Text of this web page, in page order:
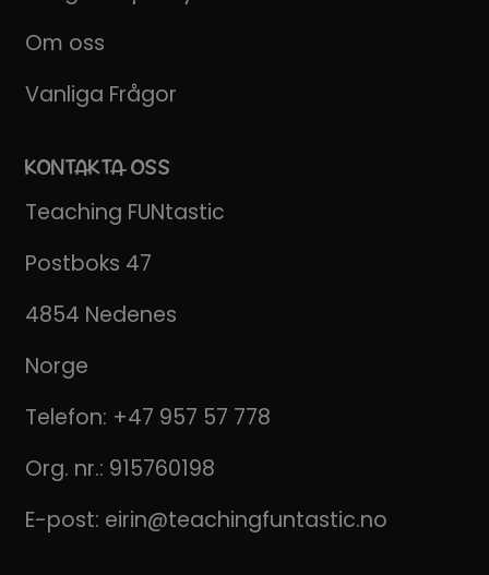
Om oss
Vanliga Frågor
KONTAKTA OSS
Teaching FUNtastic
Postboks 47
4854 Nedenes
Norge
Telefon: +47 957 57 778
Org. nr.: 915760198
E-post: eirin@teachingfuntastic.no